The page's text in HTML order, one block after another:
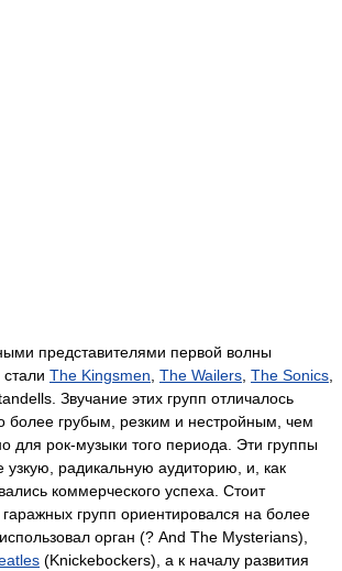
представителями первой волны
The Kingsmen, The Wailers, The Sonics,
Звучание этих групп отличалось
более грубым, резким и нестройным, чем
для рок-музыки того периода. Эти группы
узкую, радикальную аудиторию, и, как
коммерческого успеха. Стоит
гаражных групп ориентировался на более
орган (? And The Mysterians),
(Knickebockers), а к началу развития